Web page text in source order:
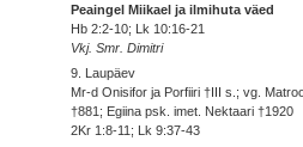
Peaingel Miikael ja ilmihuta väed
Hb 2:2-10; Lk 10:16-21
Vkj. Smr. Dimitri
9. Laupäev
Mr-d Onisifor ja Porfiiri †III s.; vg.
†881; Egiina psk. imet. Nektaari †1920
2Kr 1:8-11; Lk 9:37-43